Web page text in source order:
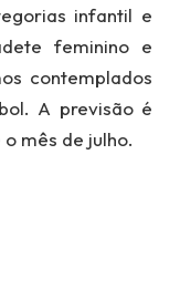
infantil e
feminino e
contemplados
A previsão é
mês de julho.